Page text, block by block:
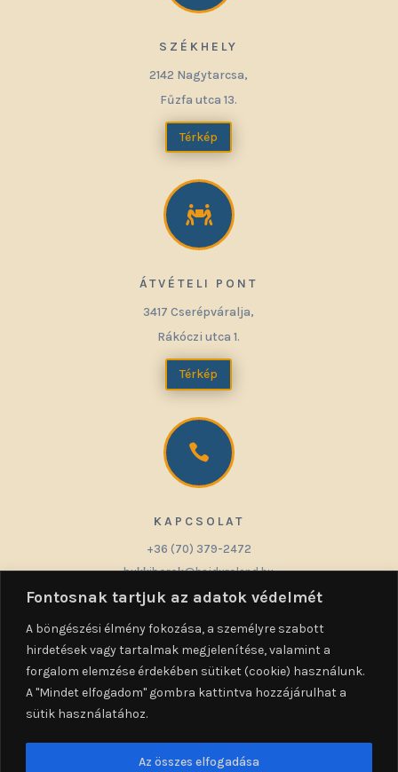
Fontosnak tartjuk az adatok védelmét
A böngészési élmény fokozása, a személyre szabott
hirdetések vagy tartalmak megjelenítése, valamint a
forgalom elemzése érdekében sütiket (cookie) használunk.
A "Mindet elfogadom" gombra kattintva hozzájárulhat a
sütik használatához.
Az összes elfogadása
SZÉKHELY
2142 Nagytarcsa,
Fűzfa utca 13.
Térkép

ÁTVÉTELI PONT
3417 Cserépváralja,
Rákóczi utca 1.
Térkép

KAPCSOLAT
+36 (70) 379-2472
bukkiborok@hajduroland.hu
